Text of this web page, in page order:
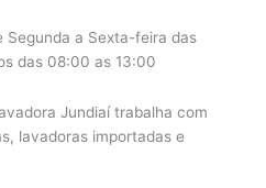
Segunda a Sexta-feira das
das 08:00 as 13:00
Jundiaí trabalha com
lavadoras importadas e